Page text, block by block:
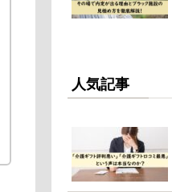
人気記事